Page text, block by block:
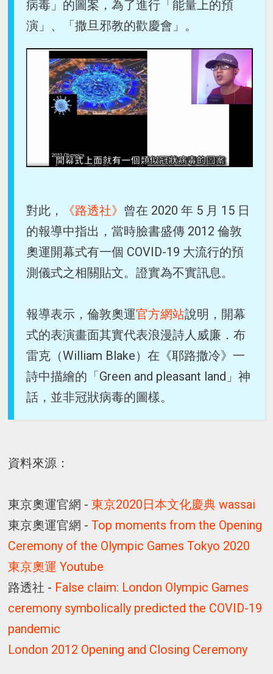
病毒」的圖案，為了進行「能量上的預
演」、「撒旦邪教的歡慶會」。
對此， 《路透社》 曾在 2020 年 5 月 15 日
的報導中指出，當時臉書盛傳 2012 倫敦
奧運開幕式有一個 COVID-19 大流行的預
測儀式之相關貼文。證實為不實訊息。
報導表示，倫敦奧運官方網站說明，開幕
式的表演畫面其實代表浪漫詩人威廉．布
雷克（William Blake）在《耶路撒冷》一
詩中描繪的「Green and pleasant land」神
話，並非冠狀病毒的圖樣。
資料來源：
東京奧運官網 -東京2020日本文化慶典 wassai
東京奧運官網 -Top moments from the Opening
Ceremony of the Olympic Games Tokyo 2020
東京奧運 Youtube
路透社 - False claim: London Olympic Games
ceremony symbolically predicted the COVID-19
pandemic
London 2012 Opening and Closing Ceremony